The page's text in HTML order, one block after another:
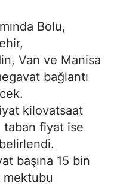
Bolu,
Van ve Manisa
bağlantı
kilovatsaat
taban fiyat ise
başına 15 bin
mektubu